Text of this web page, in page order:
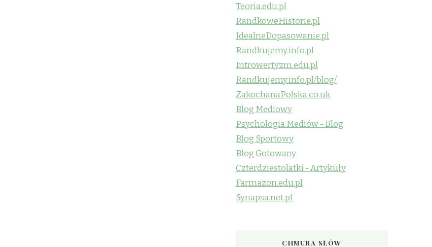
Teoria.edu.pl
RandkoweHistorie.pl
IdealneDopasowanie.pl
Randkujemy.info.pl
Introwertyzm.edu.pl
Randkujemy.info.pl/blog/
ZakochanaPolska.co.uk
Blog Mediowy
Psychologia Mediów - Blog
Blog Sportowy
Blog Gotowany
Czterdziestolatki - Artykuły
Farmazon.edu.pl
Synapsa.net.pl
CHMURA SŁÓW